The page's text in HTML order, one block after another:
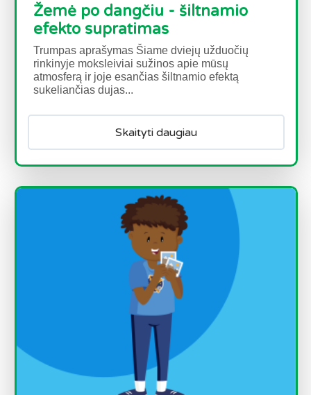
Žemė po dangčiu - šiltnamio
efekto supratimas
Trumpas aprašymas Šiame dviejų užduočių
rinkinyje moksleiviai sužinos apie mūsų
atmosferą ir joje esančias šiltnamio efektą
sukeliančias dujas...
Skaityti daugiau